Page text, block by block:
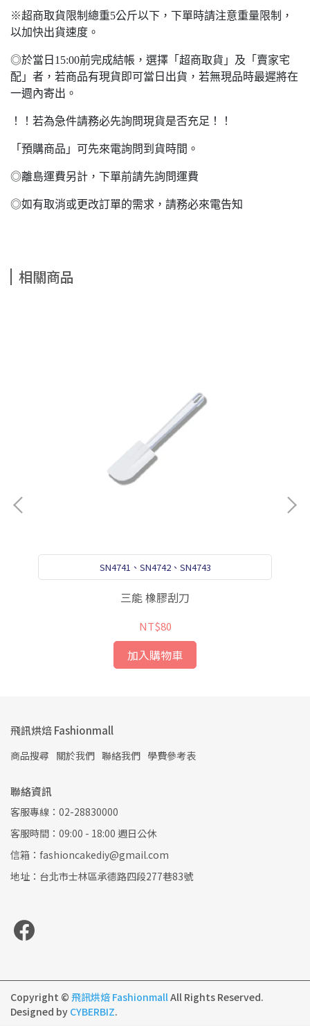
※超商取貨限制總重5公斤以下，下單時請注意重量限制，
以加快出貨速度。
◎於當日15:00前完成結帳，選擇「超商取貨」及「賣家宅
配」者，若商品有現貨即可當日出貨，若無現品時最遲將在
一週內寄出。
！！若為急件請務必先詢問現貨是否充足！！
「預購商品」可先來電詢問到貨時間。
◎離島運費另計，下單前請先詢問運費
◎如有取消或更改訂單的需求，請務必來電告知
相關商品
SN4741、SN4742、SN4743
三能 橡膠刮刀
NT$80
加入購物車
飛訊烘焙 Fashionmall
商品搜尋 關於我們 聯絡我們 學費參考表
聯絡資訊
客服專線：02-28830000
客服時間：09:00 - 18:00 週日公休
信箱：fashioncakediy@gmail.com
地址：台北市士林區承德路四段277巷83號
Copyright © 飛訊烘焙 FashionmallAll Rights Reserved.
Designed by CYBERBIZ.